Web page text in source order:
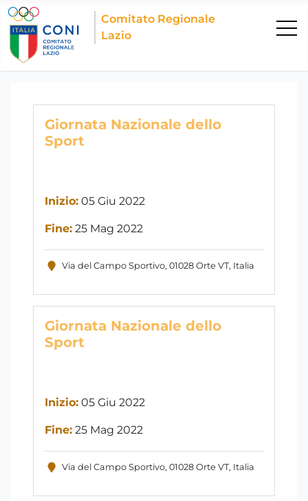
Comitato Regionale
Lazio
Giornata Nazionale dello
Sport
Inizio: 05 Giu 2022
Fine: 25 Mag 2022
Via del Campo Sportivo, 01028 Orte VT, Italia
Giornata Nazionale dello
Sport
Inizio: 05 Giu 2022
Fine: 25 Mag 2022
Via del Campo Sportivo, 01028 Orte VT, Italia